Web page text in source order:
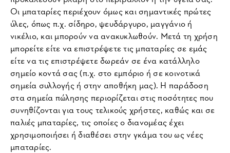
Οι μπαταρίες περιέχουν όμως και σημαντικές πρώτες
ύλες, όπως π.χ. σίδηρο, ψευδάργυρο, μαγγάνιο ή
νικέλιο, και μπορούν να ανακυκλωθούν. Μετά τη χρήση
μπορείτε είτε να επιστρέψετε τις μπαταρίες σε εμάς
είτε να τις επιστρέψετε δωρεάν σε ένα κατάλληλο
σημείο κοντά σας (π.χ. στο εμπόριο ή σε κοινοτικά
σημεία συλλογής ή στην αποθήκη μας). Η παράδοση
στα σημεία πώλησης περιορίζεται στις ποσότητες που
συνηθίζονται για τους τελικούς χρήστες, καθώς και σε
παλιές μπαταρίες, τις οποίες ο διανομέας έχει
χρησιμοποιήσει ή διαθέσει στην γκάμα του ως νέες
μπαταρίες.